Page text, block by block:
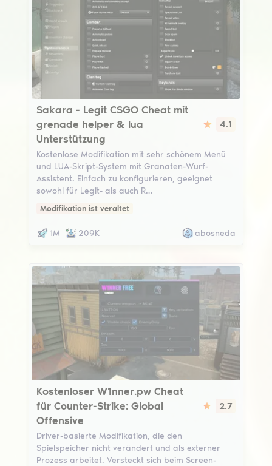
Sakara
Sakara - Legit CSGO Cheat mit
grenade helper & lua
Unterstützung
4.1
Kostenlose Modifikation mit sehr schönem Menü
und LUA-Skript-System mit Granaten-Wurf-
Assistent. Einfach zu konfigurieren, geeignet
sowohl für Legit- als auch R…
Modifikation ist veraltet
1M 209K abosneda
W1nner Free
Kostenloser W1nner.pw Cheat
für Counter-Strike: Global
Offensive
2.7
Driver-basierte Modifikation, die den
Spielspeicher nicht verändert und als externer
Prozess arbeitet. Versteckt sich beim Screen-